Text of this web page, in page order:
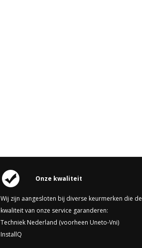
Onze kwaliteit
Wij zijn aangesloten bij diverse keurmerken die de
kwaliteit van onze service garanderen:
Techniek Nederland (voorheen Uneto-Vni)
InstallQ